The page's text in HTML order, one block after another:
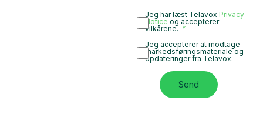
Jeg har læst Telavox Privacy
Noticeog accepterer
vilkårene.
Jeg accepterer at modtage
markedsføringsmateriale og
opdateringer fra Telavox.
Send